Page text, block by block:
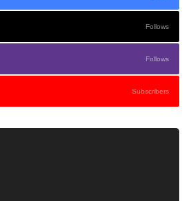
Follows
Follows
Subscribers